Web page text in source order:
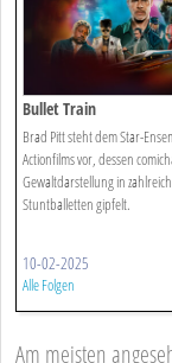
Bullet Train
Brad Pitt steht dem Star-
Actionfilms vor, dessen
Gewaltdarstellung in
Stuntballetten gipfelt.
10-02-2025
Alle Folgen
Am meisten